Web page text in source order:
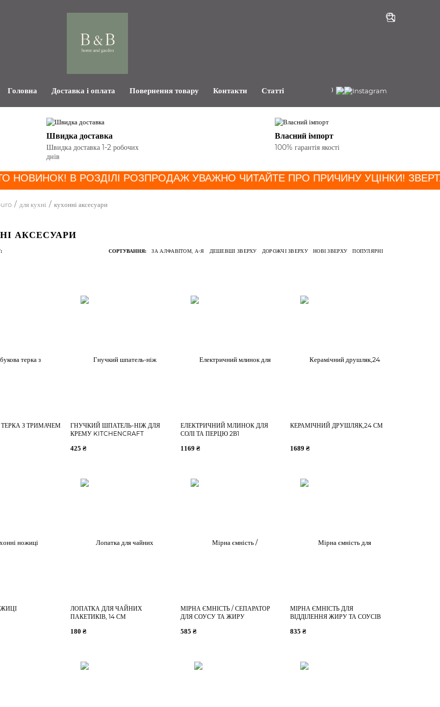
Головна Доставка і оплата Повернення товару Контакти Статті+38(068)191-81-80
Швидка доставка
Швидка доставка 1-2 робочих
днів
Власний імпорт
100% гарантія якості
!
В РОЗДІЛІ РОЗПРОДАЖ УВАЖНО ЧИТАЙТЕ ПРО ПРИЧИНУ УЦІНКИ
для кухні кухонні аксесуари
АКСЕСУАРИ
СОРТУВАННЯ: ЗА АЛФАВІТОМ, А-Я ДЕШЕВШІ ЗВЕРХУ ДОРОЖЧІ ЗВЕРХУ НОВІ ЗВЕРХУ ПОПУЛЯРНІ
З ТРИМАЧЕМ
ГНУЧКИЙ ШПАТЕЛЬ-НІЖ ДЛЯ
КРЕМУ KITCHENCRAFT
425 ₴
ЕЛЕКТРИЧНИЙ МЛИНОК ДЛЯ
СОЛІ ТА ПЕРЦЮ 2В1
1169 ₴
КЕРАМІЧНИЙ ДРУШЛЯК,24 СМ
1689 ₴
ЛОПАТКА ДЛЯ ЧАЙНИХ
ПАКЕТИКІВ, 14 СМ
180 ₴
МІРНА ЄМНІСТЬ / СЕПАРАТОР
ДЛЯ СОУСУ ТА ЖИРУ
585 ₴
МІРНА ЄМНІСТЬ ДЛЯ
ВІДДІЛЕННЯ ЖИРУ ТА СОУСІВ
835 ₴